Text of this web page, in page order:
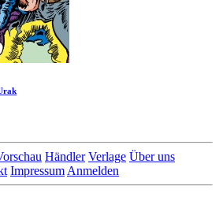
Händler Verlage Über uns
Impressum Anmelden